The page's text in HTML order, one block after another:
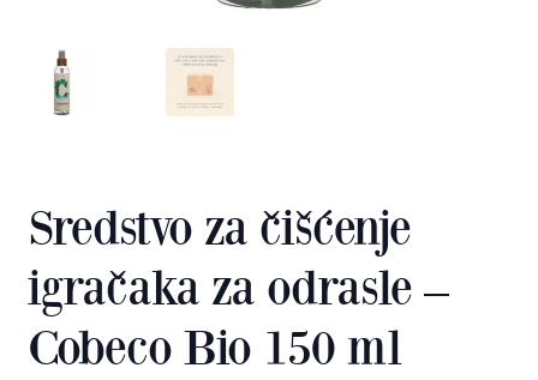
Sredstvo za čišćenje
igračaka za odrasle –
Cobeco Bio 150 ml